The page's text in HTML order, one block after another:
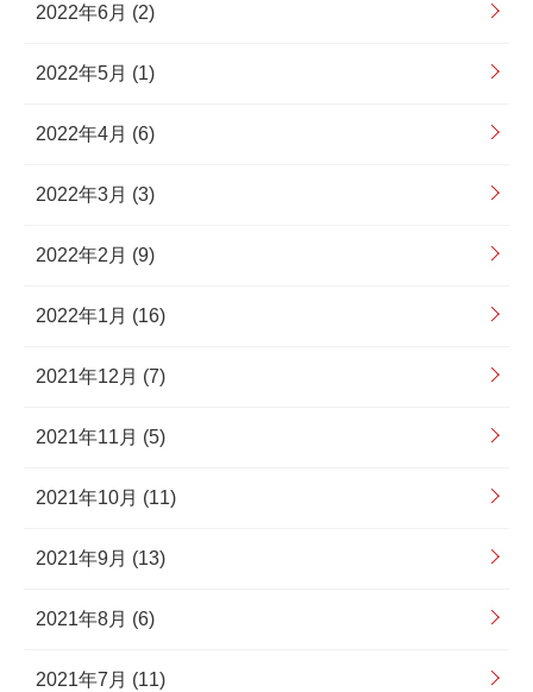
2022年6月 (2)
2022年5月 (1)
2022年4月 (6)
2022年3月 (3)
2022年2月 (9)
2022年1月 (16)
2021年12月 (7)
2021年11月 (5)
2021年10月 (11)
2021年9月 (13)
2021年8月 (6)
2021年7月 (11)